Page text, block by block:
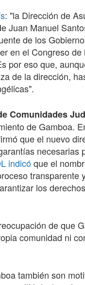
: "la Dirección de
Juan Manuel
de los
en el Congreso
por eso que,
de la dirección,
Comunidades
de Gamboa.
que el nuevo
necesarias
indicóque el
transparente
los
de que
comunidad ni
también son